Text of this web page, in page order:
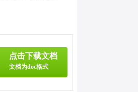
点击下载文档
文档为doc格式